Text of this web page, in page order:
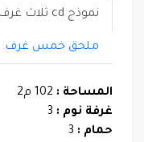
نموذج cd ثلاث غرف خلفية
ملحق خمس غرف
المساحة : 102 م2
غرفة نوم : 3
حمام : 3